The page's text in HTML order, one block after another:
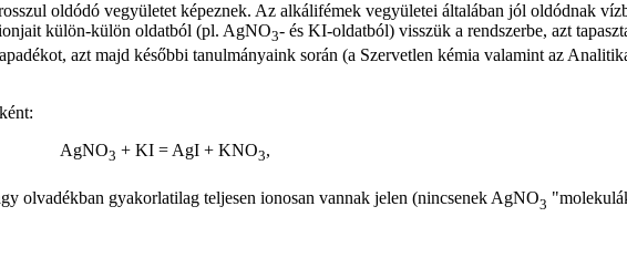
oldódó vegyületet képeznek. Az alkálifémek vegyületei általában jól oldódnak
külön-külön oldatból (pl. AgNO3- és KI-oldatból) visszük a rendszerbe, azt
azt majd későbbi tanulmányaink során (a Szervetlen kémia valamint az
AgNO3 + KI = AgI + KNO3,
olvadékban gyakorlatilag teljesen ionosan vannak jelen (nincsenek AgNO3